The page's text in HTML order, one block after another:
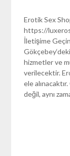
Erotik Sex
https://
İletişime
hizmetler ve
verilecektir.
ele
değil, aynı